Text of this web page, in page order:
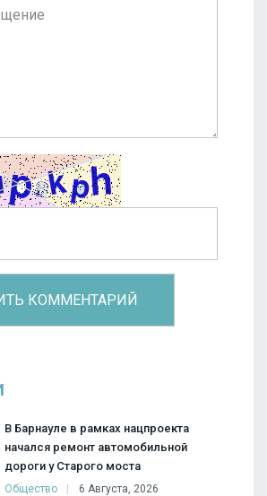
В Барнауле в рамках нацпроекта
начался ремонт автомобильной
дороги у Старого моста
Общество 6 Августа, 2026